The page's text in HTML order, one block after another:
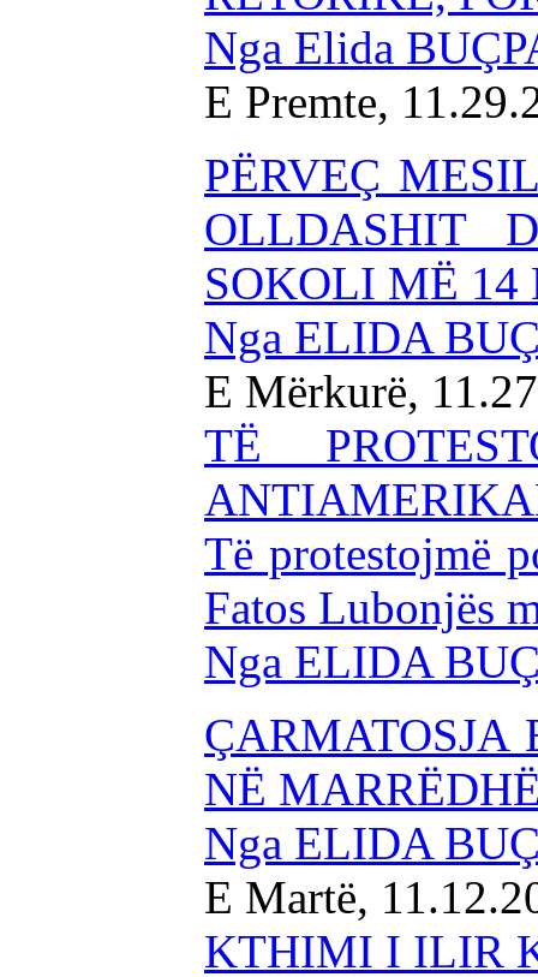
Nga Elida
E Premte,
PËRVEÇ
OLLDASHIT
SOKOLI MË 14
Nga ELIDA
E Mërkurë,
TË
Të protestojmë
Fatos Lubonjës
Nga ELIDA
ÇARMATOSJA
NË
Nga ELIDA
E Martë,
KTHIMI I ILIR